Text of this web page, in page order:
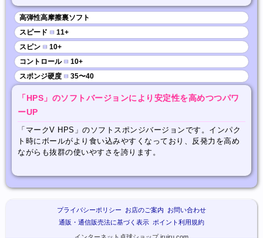
高弾性高摩擦裏ソフト
スピード ■ 11+
スピン ■ 10+
コントロール ■ 10+
スポンジ硬度 ■ 35〜40
「HPS」のソフトバージョンにより安定性を高めつつパワ
ーUP
「マークV HPS」のソフトスポンジバージョンです。インパク
ト時にボールがより食い込みやすくなっており、反発力を高め
ながらも抜群の使いやすさを誇ります。
プライバシーポリシー お店のご案内 お問い合わせ
通販・通信販売法に基づく表示 ポイント利用規約